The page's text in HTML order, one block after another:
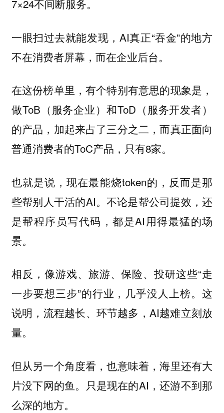
7×24不间断服务。
一眼扫过去就能发现，AI真正“吞金”的地方
不在消费者屏幕，而在企业后台。
在这份榜单里，有个特别有意思的现象是，
做ToB（服务企业）和ToD（服务开发者）
的产品，加起来占了三分之二，而真正面向
普通消费者的ToC产品，只有8家。
也就是说，现在最能烧token的，反而是那
些帮别人干活的AI。不论是帮公司提效，还
是帮程序员写代码，都是AI用得最猛的场
景。
相反，像游戏、旅游、保险、投研这些“走
一步要想三步”的行业，几乎没人上榜。这
说明，流程越长、环节越多，AI越难立刻放
量。
但从另一个角度看，也意味着，海里还有大
片没下网的鱼。只是现在的AI，还游不到那
么深的地方。